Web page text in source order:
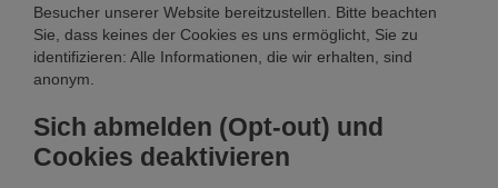
Besucher unserer Website bereitzustellen. Bitte beachten
Sie, dass keines der Cookies es uns ermöglicht, Sie zu
identifizieren: Alle Informationen, die wir erhalten, sind
anonym.
Sich abmelden (Opt-out) und
Cookies deaktivieren